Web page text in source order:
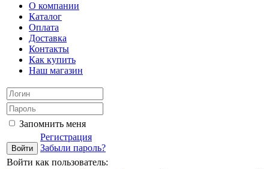
О компании
Каталог
Оплата
Доставка
Контакты
Как купить
Наш магазин
Запомнить меня
Регистрация
Забыли пароль?
Войти как пользователь: